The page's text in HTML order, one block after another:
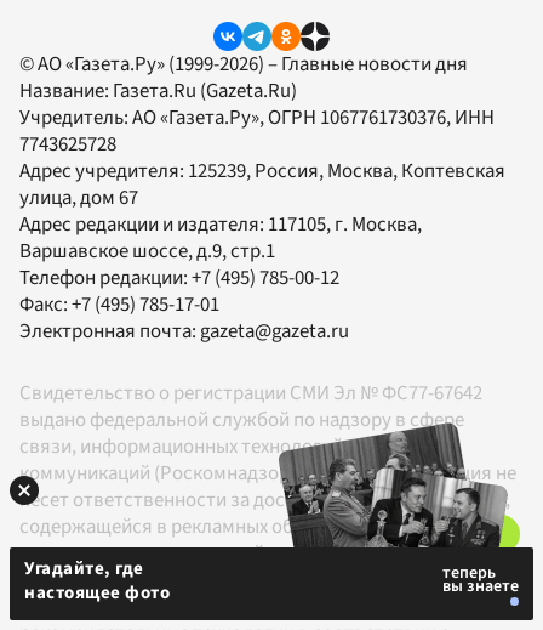
© АО «Газета.Ру» (1999-2026) – Главные новости дня
Название: Газета.Ru (Gazeta.Ru)
Учредитель:АО «Газета.Ру», ОГРН 1067761730376, ИНН
7743625728
Адрес учредителя: 125239, Россия, Москва, Коптевская
улица, дом 67
Адрес редакции и издателя: 117105, г. Москва,
Варшавское шоссе, д.9, стр.1
Телефон редакции:+7 (495) 785-00-12
Факс:+7 (495) 785-17-01
Электронная почта:gazeta@gazeta.ru
Свидетельство о регистрации СМИ Эл № ФС77-67642
выдано федеральной службой по надзору в сфере
связи, информационных технологий и массовых
коммуникаций (Роскомнадзор) 10.11.2016 г. Редакция не
несет ответственности за достоверность информации,
содержащейся в рекламных объявлениях. Редакция не
предоставляет справочной информации.
Информация об ограничениях
На информационном ресурсе применяются
Угадайте, где
настоящее фото